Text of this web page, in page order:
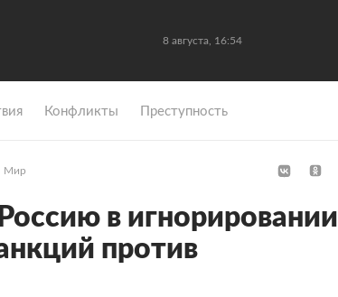
8 августа, 16:54
Конфликты Преступность
Мир
в игнорировании
против